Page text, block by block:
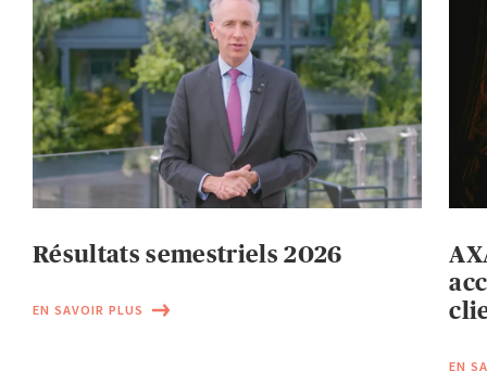
Résultats semestriels 2026
EN SAVOIR PLUS
EN